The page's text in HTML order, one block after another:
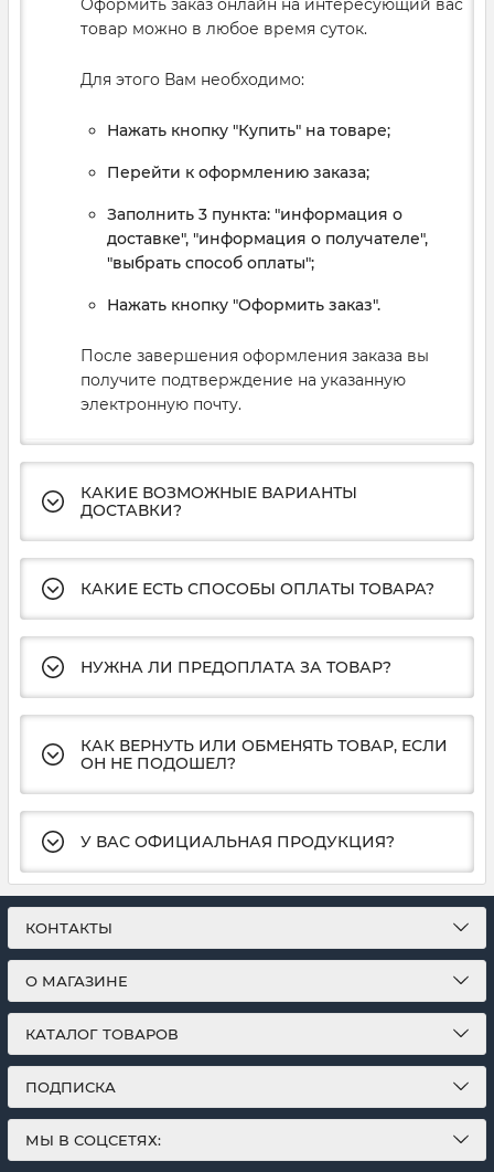
Оформить заказ онлайн на интересующий вас
товар можно в любое время суток.
Для этого Вам необходимо:
Нажать кнопку "Купить" на товаре;
Перейти к оформлению заказа;
Заполнить 3 пункта: "информация о
доставке", "информация о получателе",
"выбрать способ оплаты";
Нажать кнопку "Оформить заказ".
После завершения оформления заказа вы
получите подтверждение на указанную
электронную почту.
КАКИЕ ВОЗМОЖНЫЕ ВАРИАНТЫ
ДОСТАВКИ?
КАКИЕ ЕСТЬ СПОСОБЫ ОПЛАТЫ ТОВАРА?
НУЖНА ЛИ ПРЕДОПЛАТА ЗА ТОВАР?
КАК ВЕРНУТЬ ИЛИ ОБМЕНЯТЬ ТОВАР, ЕСЛИ
ОН НЕ ПОДОШЕЛ?
У ВАС ОФИЦИАЛЬНАЯ ПРОДУКЦИЯ?
КОНТАКТЫ
О МАГАЗИНЕ
КАТАЛОГ ТОВАРОВ
ПОДПИСКА
МЫ В СОЦСЕТЯХ: